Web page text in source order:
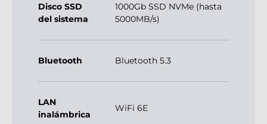
Disco SSD
del sistema
1000Gb SSD NVMe (hasta
5000MB/s)
Bluetooth Bluetooth 5.3
LAN
inalámbrica
WiFi 6E